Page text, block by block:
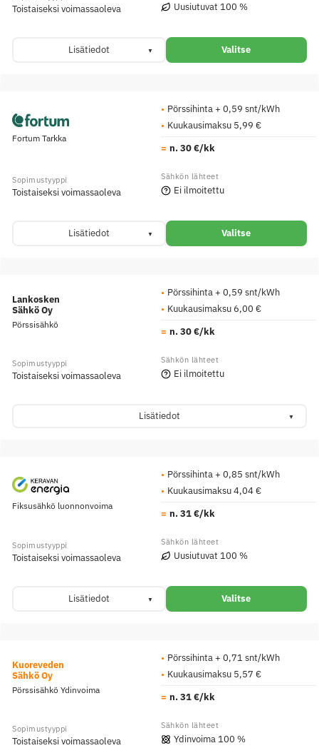
Toistaiseksi voimassaoleva Uusiutuvat 100 %
Lisätiedot Valitse
Fortum Tarkka
Pörssihinta + 0,59 snt/kWh
Kuukausimaksu 5,99 €
n. 30 €/kk
Toistaiseksi voimassaoleva Ei ilmoitettu
Lisätiedot Valitse
Lankosken
Sähkö Oy
Pörssisähkö
Pörssihinta + 0,59 snt/kWh
Kuukausimaksu 6,00 €
n. 30 €/kk
Toistaiseksi voimassaoleva Ei ilmoitettu
Lisätiedot
Fiksusähkö luonnonvoima
Pörssihinta + 0,85 snt/kWh
Kuukausimaksu 4,04 €
n. 31 €/kk
Toistaiseksi voimassaoleva Uusiutuvat 100 %
Lisätiedot Valitse
Kuoreveden
Sähkö Oy
Pörssisähkö Ydinvoima
Pörssihinta + 0,71 snt/kWh
Kuukausimaksu 5,57 €
n. 31 €/kk
Toistaiseksi voimassaoleva Ydinvoima 100 %